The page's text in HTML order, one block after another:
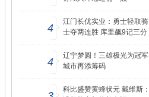
4
江门长优实业：勇士轻取骑
士夺两连胜 库里飙9记三分
4
辽宁梦圆！三雄极光为冠军
城市再添筹码
科比盛赞黄蜂状元 戴维斯：